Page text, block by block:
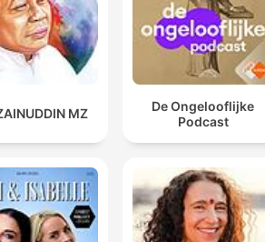
MZ
De Ongelooflijke
Podcast